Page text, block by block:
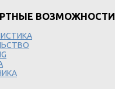
ВОЗМОЖНОСТИ